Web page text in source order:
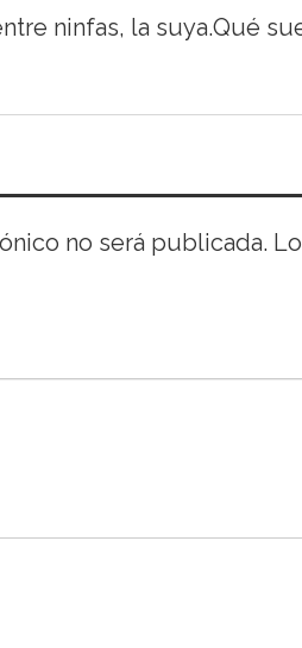
ninfas, la suya.Qué
no será publicada.